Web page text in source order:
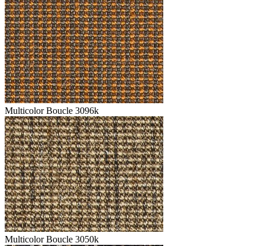
Multicolor Boucle 3096k
Multicolor Boucle 3050k